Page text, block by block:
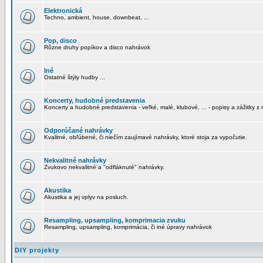
Elektronická
Techno, ambient, house, downbeat, ...
Pop, disco
Rôzne druhy popíkov a disco nahrávok
Iné
Ostatné štýly hudby ...
Koncerty, hudobné predstavenia
Koncerty a hudobné predstavenia - veľké, malé, klubové, ... - popisy a zážitky z
Odporúčané nahrávky
Kvalitné, obľúbené, či niečím zaujímavé nahrávky, ktoré stoja za vypočutie.
Nekvalitné nahrávky
Zvukovo nekvalitné a "odfláknuté" nahrávky.
Akustika
Akustika a jej vplyv na posluch.
Resampling, upsampling, komprimacia zvuku
Resampling, upsampling, komprimácia, či iné úpravy nahrávok
DIY projekty